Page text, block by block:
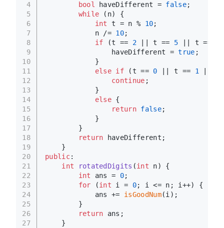
4
5
6
7
8
9
10
11
12
13
14
15
16
17
18
19
20
21
22
23
24
25
26
27
bool haveDifferent = false;
while (n) {
int
t = n % 10;
            n /=
10;
if (t == 2 || t == 5 || t ==
                haveDifferent =
true ;
            }
else if (t == 0 || t == 1 || t
continue ;
            }
else {
return false;
            }
        }
return haveDifferent;
    }
public:
int
rotatedDigits (int n)
{
int ans = 0;
for (int i = 0; i <= n; i++) {
            ans +=
isGoodNum(i);
        }
return ans;
    }